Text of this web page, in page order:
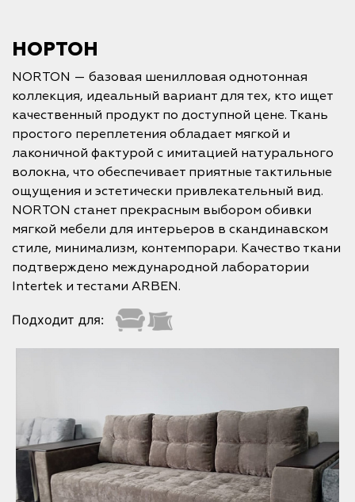
НОРТОН
NORTON — базовая шенилловая однотонная
коллекция, идеальный вариант для тех, кто ищет
качественный продукт по доступной цене. Ткань
простого переплетения обладает мягкой и
лаконичной фактурой с имитацией натурального
волокна, что обеспечивает приятные тактильные
ощущения и эстетически привлекательный вид.
NORTON станет прекрасным выбором обивки
мягкой мебели для интерьеров в скандинавском
стиле, минимализм, контемпорари. Качество ткани
подтверждено международной лаборатории
Intertek и тестами ARBEN.
Подходит для: